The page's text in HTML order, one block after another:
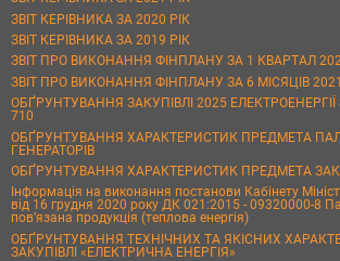
ЗВІТ КЕРІВНИКА ЗА 2020 РІК
ЗВІТ КЕРІВНИКА ЗА 2019 РІК
ЗВІТ ПРО ВИКОНАННЯ ФІНПЛАНУ ЗА 1 КВАРТАЛ
ЗВІТ ПРО ВИКОНАННЯ ФІНПЛАНУ ЗА 6 МІСЯЦІВ
ОБҐРУНТУВАННЯ ЗАКУПІВЛІ 2025
710
ОБҐРУНТУВАННЯ ХАРАКТЕРИСТИК ПРЕДМЕТА
ГЕНЕРАТОРІВ
ОБҐРУНТУВАННЯ ХАРАКТЕРИСТИК ПРЕДМЕТА
Інформація на виконання постанови Кабінету
від 16 грудня 2020 року ДК 021:2015 - 09320000-8
пов’язана продукція (теплова енергія)
ОБҐРУНТУВАННЯ ТЕХНІЧНИХ ТА ЯКІСНИХ
ЗАКУПІВЛІ «ЕЛЕКТРИЧНА ЕНЕРГІЯ»